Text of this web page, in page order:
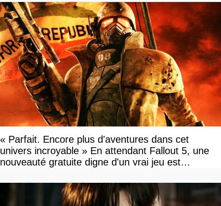
« Parfait. Encore plus d'aventures dans cet
univers incroyable » En attendant Fallout 5, une
nouveauté gratuite digne d'un vrai jeu est